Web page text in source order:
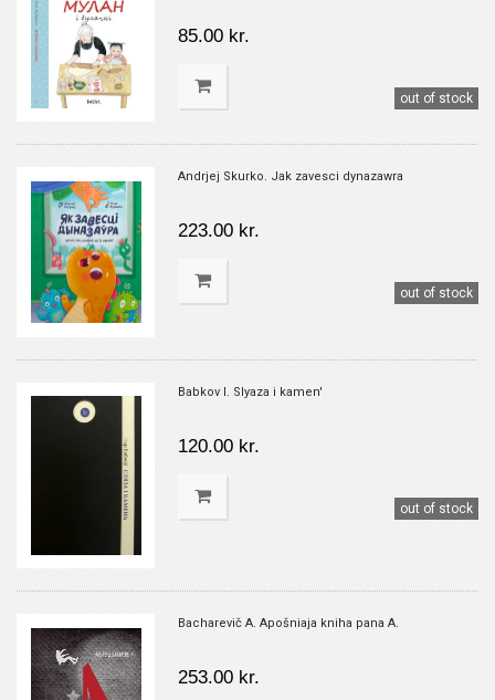
85.00 kr.
out of stock
Andrjej Skurko. Jak zavesci dynazawra
223.00 kr.
out of stock
Babkov I. Slyaza i kamen'
120.00 kr.
out of stock
Bacharevič A. Apošniaja kniha pana A.
253.00 kr.